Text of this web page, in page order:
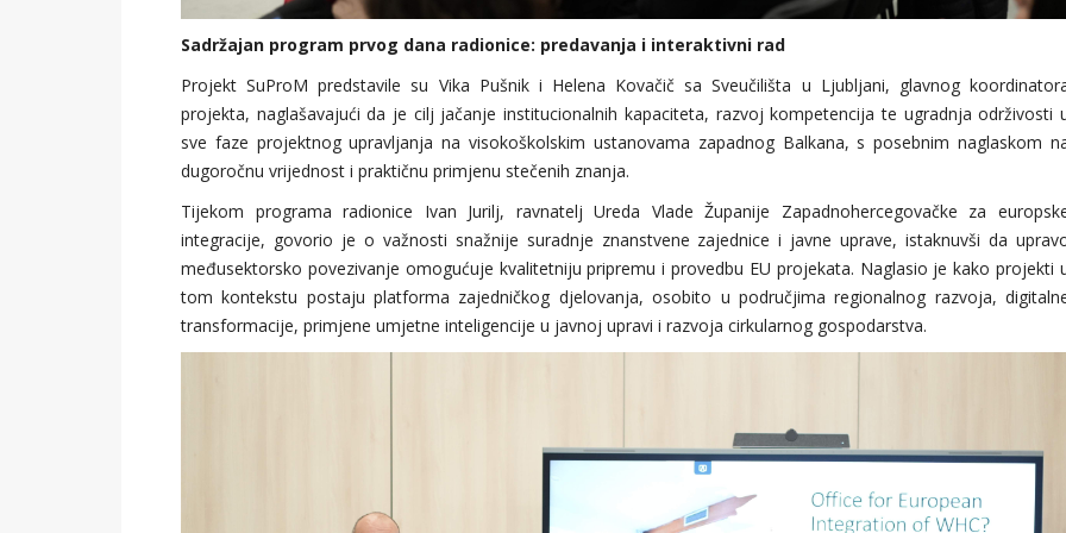
Sadržajan program prvog dana radionice: predavanja i interaktivni rad
Projekt SuProM predstavile su Vika Pušnik i Helena Kovačič sa Sveučilišta u Ljubljani, glavnog
projekta, naglašavajući da je cilj jačanje institucionalnih kapaciteta, razvoj kompetencija te ugradnja održivosti
sve faze projektnog upravljanja na visokoškolskim ustanovama zapadnog Balkana, s posebnim naglaskom
dugoročnu vrijednost i praktičnu primjenu stečenih znanja.
Tijekom programa radionice Ivan Jurilj, ravnatelj Ureda Vlade Županije Zapadnohercegovačke za
integracije, govorio je o važnosti snažnije suradnje znanstvene zajednice i javne uprave, istaknuvši da
međusektorsko povezivanje omogućuje kvalitetniju pripremu i provedbu EU projekata. Naglasio je kako projekti
tom kontekstu postaju platforma zajedničkog djelovanja, osobito u područjima regionalnog razvoja,
transformacije, primjene umjetne inteligencije u javnoj upravi i razvoja cirkularnog gospodarstva.